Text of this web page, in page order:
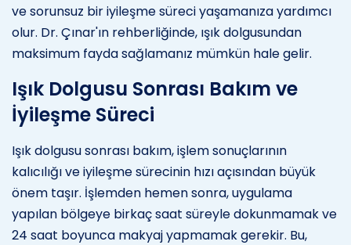
ve sorunsuz bir iyileşme süreci yaşamanıza yardımcı
olur. Dr. Çınar'ın rehberliğinde, ışık dolgusundan
maksimum fayda sağlamanız mümkün hale gelir.
Işık Dolgusu Sonrası Bakım ve
İyileşme Süreci
Işık dolgusu sonrası bakım, işlem sonuçlarının
kalıcılığı ve iyileşme sürecinin hızı açısından büyük
önem taşır. İşlemden hemen sonra, uygulama
yapılan bölgeye birkaç saat süreyle dokunmamak ve
24 saat boyunca makyaj yapmamak gerekir. Bu,